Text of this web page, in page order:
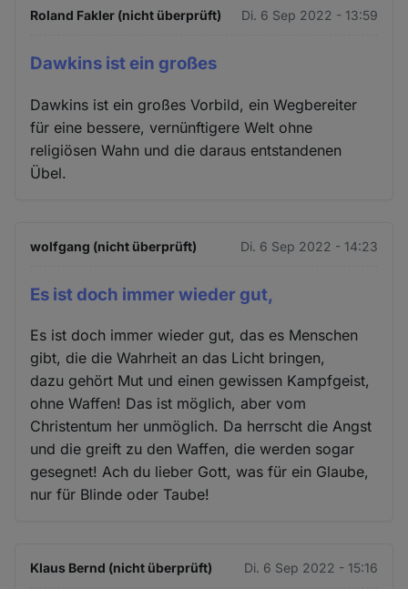
Roland Fakler (nicht überprüft) Di. 6 Sep 2022 - 13:59
Dawkins ist ein großes
Dawkins ist ein großes Vorbild, ein Wegbereiter
für eine bessere, vernünftigere Welt ohne
religiösen Wahn und die daraus entstandenen
Übel.
wolfgang (nicht überprüft) Di. 6 Sep 2022 - 14:23
Es ist doch immer wieder gut,
Es ist doch immer wieder gut, das es Menschen
gibt, die die Wahrheit an das Licht bringen,
dazu gehört Mut und einen gewissen Kampfgeist,
ohne Waffen! Das ist möglich, aber vom
Christentum her unmöglich. Da herrscht die Angst
und die greift zu den Waffen, die werden sogar
gesegnet! Ach du lieber Gott, was für ein Glaube,
nur für Blinde oder Taube!
Klaus Bernd (nicht überprüft) Di. 6 Sep 2022 - 15:16